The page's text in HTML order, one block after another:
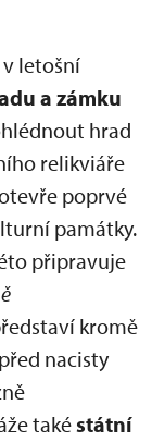
letošní
a zámku
hrad
relikviáře
poprvé
památky.
připravuje
kromě
nacisty
takéstátní